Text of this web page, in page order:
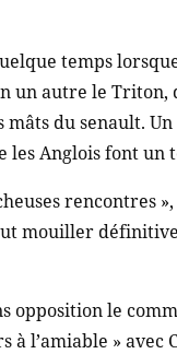
temps
un autre le Triton,
mâts du senault.
Anglois font un
rencontres
mouiller
opposition le
l’amiable »